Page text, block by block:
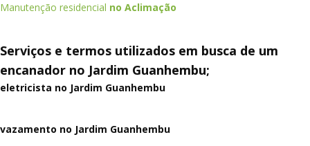
Manutenção residencial no Aclimação
Serviços e termos utilizados em busca de um
encanador no Jardim Guanhembu;
eletricista no Jardim Guanhembu
vazamento no Jardim Guanhembu